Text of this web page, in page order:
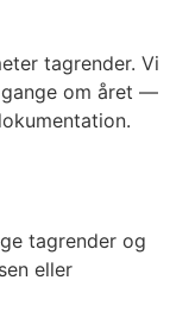
tagrender. Vi
om året —
tagrender og
eller